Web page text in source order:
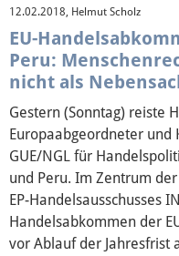
12.02.2018, Helmut Scholz
EU-
Peru:
nicht als
Gestern (Sonntag) reiste
Europaabgeordneter und
GUE/NGL für
und Peru. Im Zentrum
EP-Handelsausschusses
Handelsabkommen der
vor Ablauf der Jahresfrist